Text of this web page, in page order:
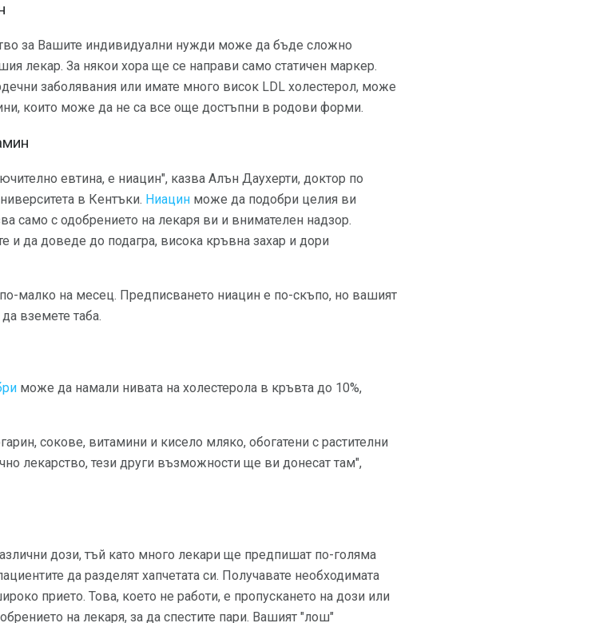
за Вашите индивидуални нужди може да бъде сложно
лекар. За някои хора ще се направи само статичен маркер.
заболявания или имате много висок LDL холестерол, може
които може да не са все още достъпни в родови форми.
евтина, е ниацин", казва Алън Даухерти, доктор по
в Кентъки. Ниацин може да подобри целия ви
само с одобрението на лекаря ви и внимателен надзор.
да доведе до подагра, висока кръвна захар и дори
малко на месец. Предписването ниацин е по-скъпо, но вашият
вземете таба.
може да намали нивата на холестерола в кръвта до 10%,
сокове, витамини и кисело мляко, обогатени с растителни
лекарство, тези други възможности ще ви донесат там",
дози, тъй като много лекари ще предпишат по-голяма
да разделят хапчетата си. Получавате необходимата
прието. Това, което не работи, е пропускането на дози или
на лекаря, за да спестите пари. Вашият "лош"